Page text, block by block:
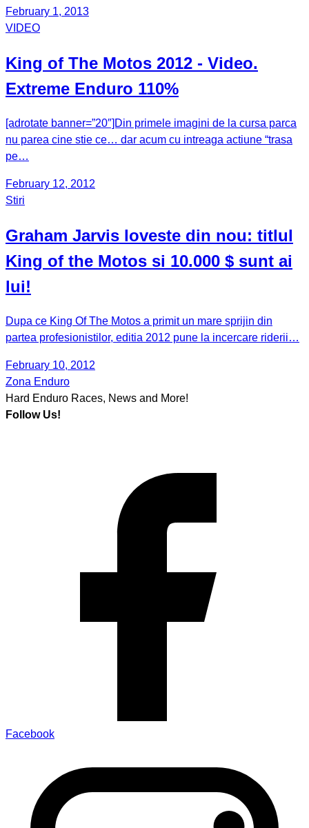
February 1, 2013
VIDEO
King of The Motos 2012 - Video.
Extreme Enduro 110%
[adrotate banner=”20″]Din primele imagini de la cursa parca
nu parea cine stie ce… dar acum cu intreaga actiune “trasa
pe…
February 12, 2012
Stiri
Graham Jarvis loveste din nou: titlul
King of the Motos si 10.000 $ sunt ai
lui!
Dupa ce King Of The Motos a primit un mare sprijin din
partea profesionistilor, editia 2012 pune la incercare riderii…
February 10, 2012
Zona Enduro
Hard Enduro Races, News and More!
Follow Us!
Facebook